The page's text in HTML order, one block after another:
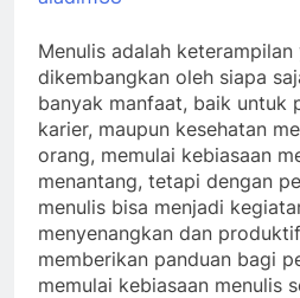
Menulis adalah
dikembangkan oleh siapa
banyak manfaat, baik untuk
karier, maupun kesehatan
orang, memulai kebiasaan
menantang, tetapi dengan
menulis bisa menjadi
menyenangkan dan
memberikan panduan bagi
memulai kebiasaan menulis